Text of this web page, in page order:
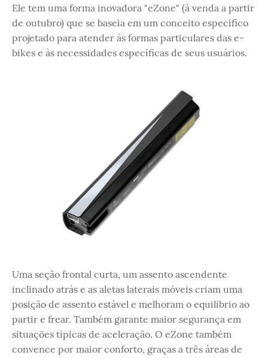
Ele tem uma forma inovadora "eZone" (à venda a partir
de outubro) que se baseia em um conceito específico
projetado para atender às formas particulares das e-
bikes e às necessidades específicas de seus usuários.
Uma seção frontal curta, um assento ascendente
inclinado atrás e as aletas laterais móveis criam uma
posição de assento estável e melhoram o equilíbrio ao
partir e frear. Também garante maior segurança em
situações típicas de aceleração. O eZone também
convence por maior conforto, graças a três áreas de